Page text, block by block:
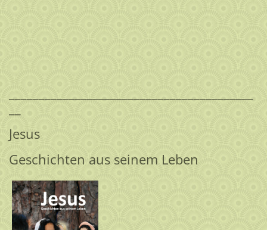
_________________________________________
__
Jesus
Geschichten aus seinem Leben